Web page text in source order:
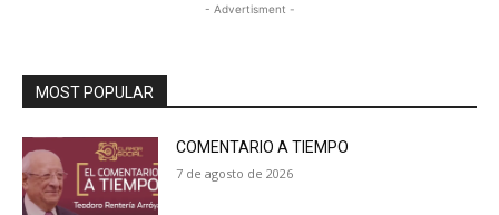
- Advertisment -
MOST POPULAR
COMENTARIO A TIEMPO
7 de agosto de 2026